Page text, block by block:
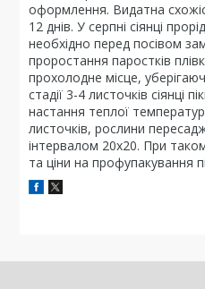
оформлення. Видатна
12 днів. У серпні сіянці
необхідно перед посівом
проростання паростків
прохолодне місце,
стадії 3-4 листочків
настання теплої
листочків, рослини
інтервалом 20x20. При
та ціни на